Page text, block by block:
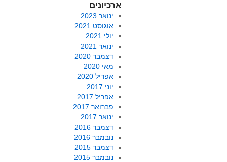
ארכיונים
ינואר 2023
אוגוסט 2021
יולי 2021
ינואר 2021
דצמבר 2020
מאי 2020
אפריל 2020
יוני 2017
אפריל 2017
פברואר 2017
ינואר 2017
דצמבר 2016
נובמבר 2016
דצמבר 2015
נובמבר 2015